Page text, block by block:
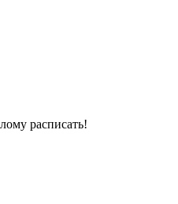
расписать!